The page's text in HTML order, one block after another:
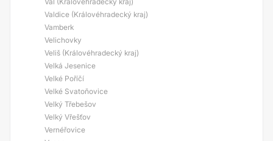
Valdice (Královéhradecký kraj)
Vamberk
Velichovky
Veliš (Královéhradecký kraj)
Velká Jesenice
Velké Poříčí
Velké Svatoňovice
Velký Třebešov
Velký Vřešťov
Vernéřovice